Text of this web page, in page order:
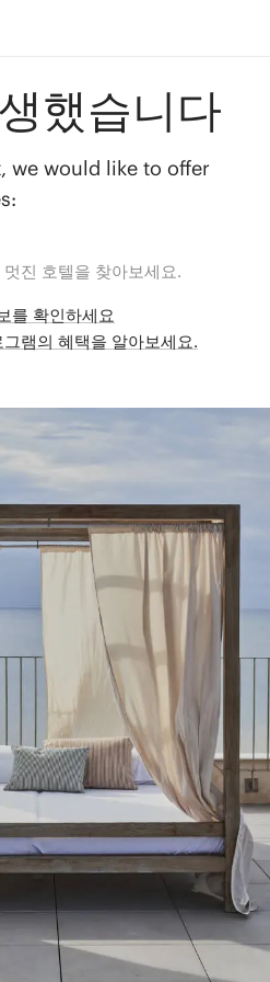
했습니다
we would like to offer
진 호텔을 찾아보세요.
를 확인하세요
램의 혜택을 알아보세요.